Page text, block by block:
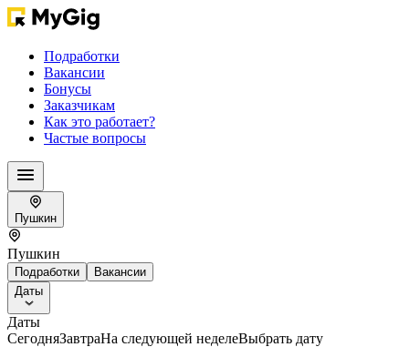
Подработки
Вакансии
Бонусы
Заказчикам
Как это работает?
Частые вопросы
Пушкин
Пушкин
Подработки
Вакансии
Даты
Даты
СегодняЗавтраНа следующей неделеВыбрать дату